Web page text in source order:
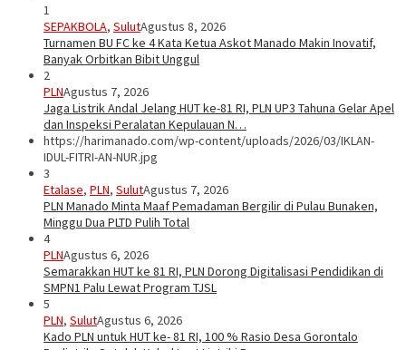
1
SEPAKBOLA, SulutAgustus 8, 2026
Turnamen BU FC ke 4 Kata Ketua Askot Manado Makin Inovatif,
Banyak Orbitkan Bibit Unggul
2
PLNAgustus 7, 2026
Jaga Listrik Andal Jelang HUT ke-81 RI, PLN UP3 Tahuna Gelar Apel
dan Inspeksi Peralatan Kepulauan N…
https://harimanado.com/wp-content/uploads/2026/03/IKLAN-
IDUL-FITRI-AN-NUR.jpg
3
Etalase, PLN, SulutAgustus 7, 2026
PLN Manado Minta Maaf Pemadaman Bergilir di Pulau Bunaken,
Minggu Dua PLTD Pulih Total
4
PLNAgustus 6, 2026
Semarakkan HUT ke 81 RI, PLN Dorong Digitalisasi Pendidikan di
SMPN1 Palu Lewat Program TJSL
5
PLN, SulutAgustus 6, 2026
Kado PLN untuk HUT ke- 81 RI, 100 % Rasio Desa Gorontalo